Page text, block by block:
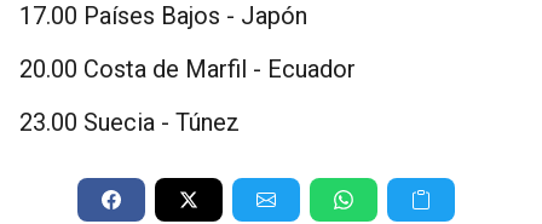
17.00 Países Bajos - Japón
20.00 Costa de Marfil - Ecuador
23.00 Suecia - Túnez